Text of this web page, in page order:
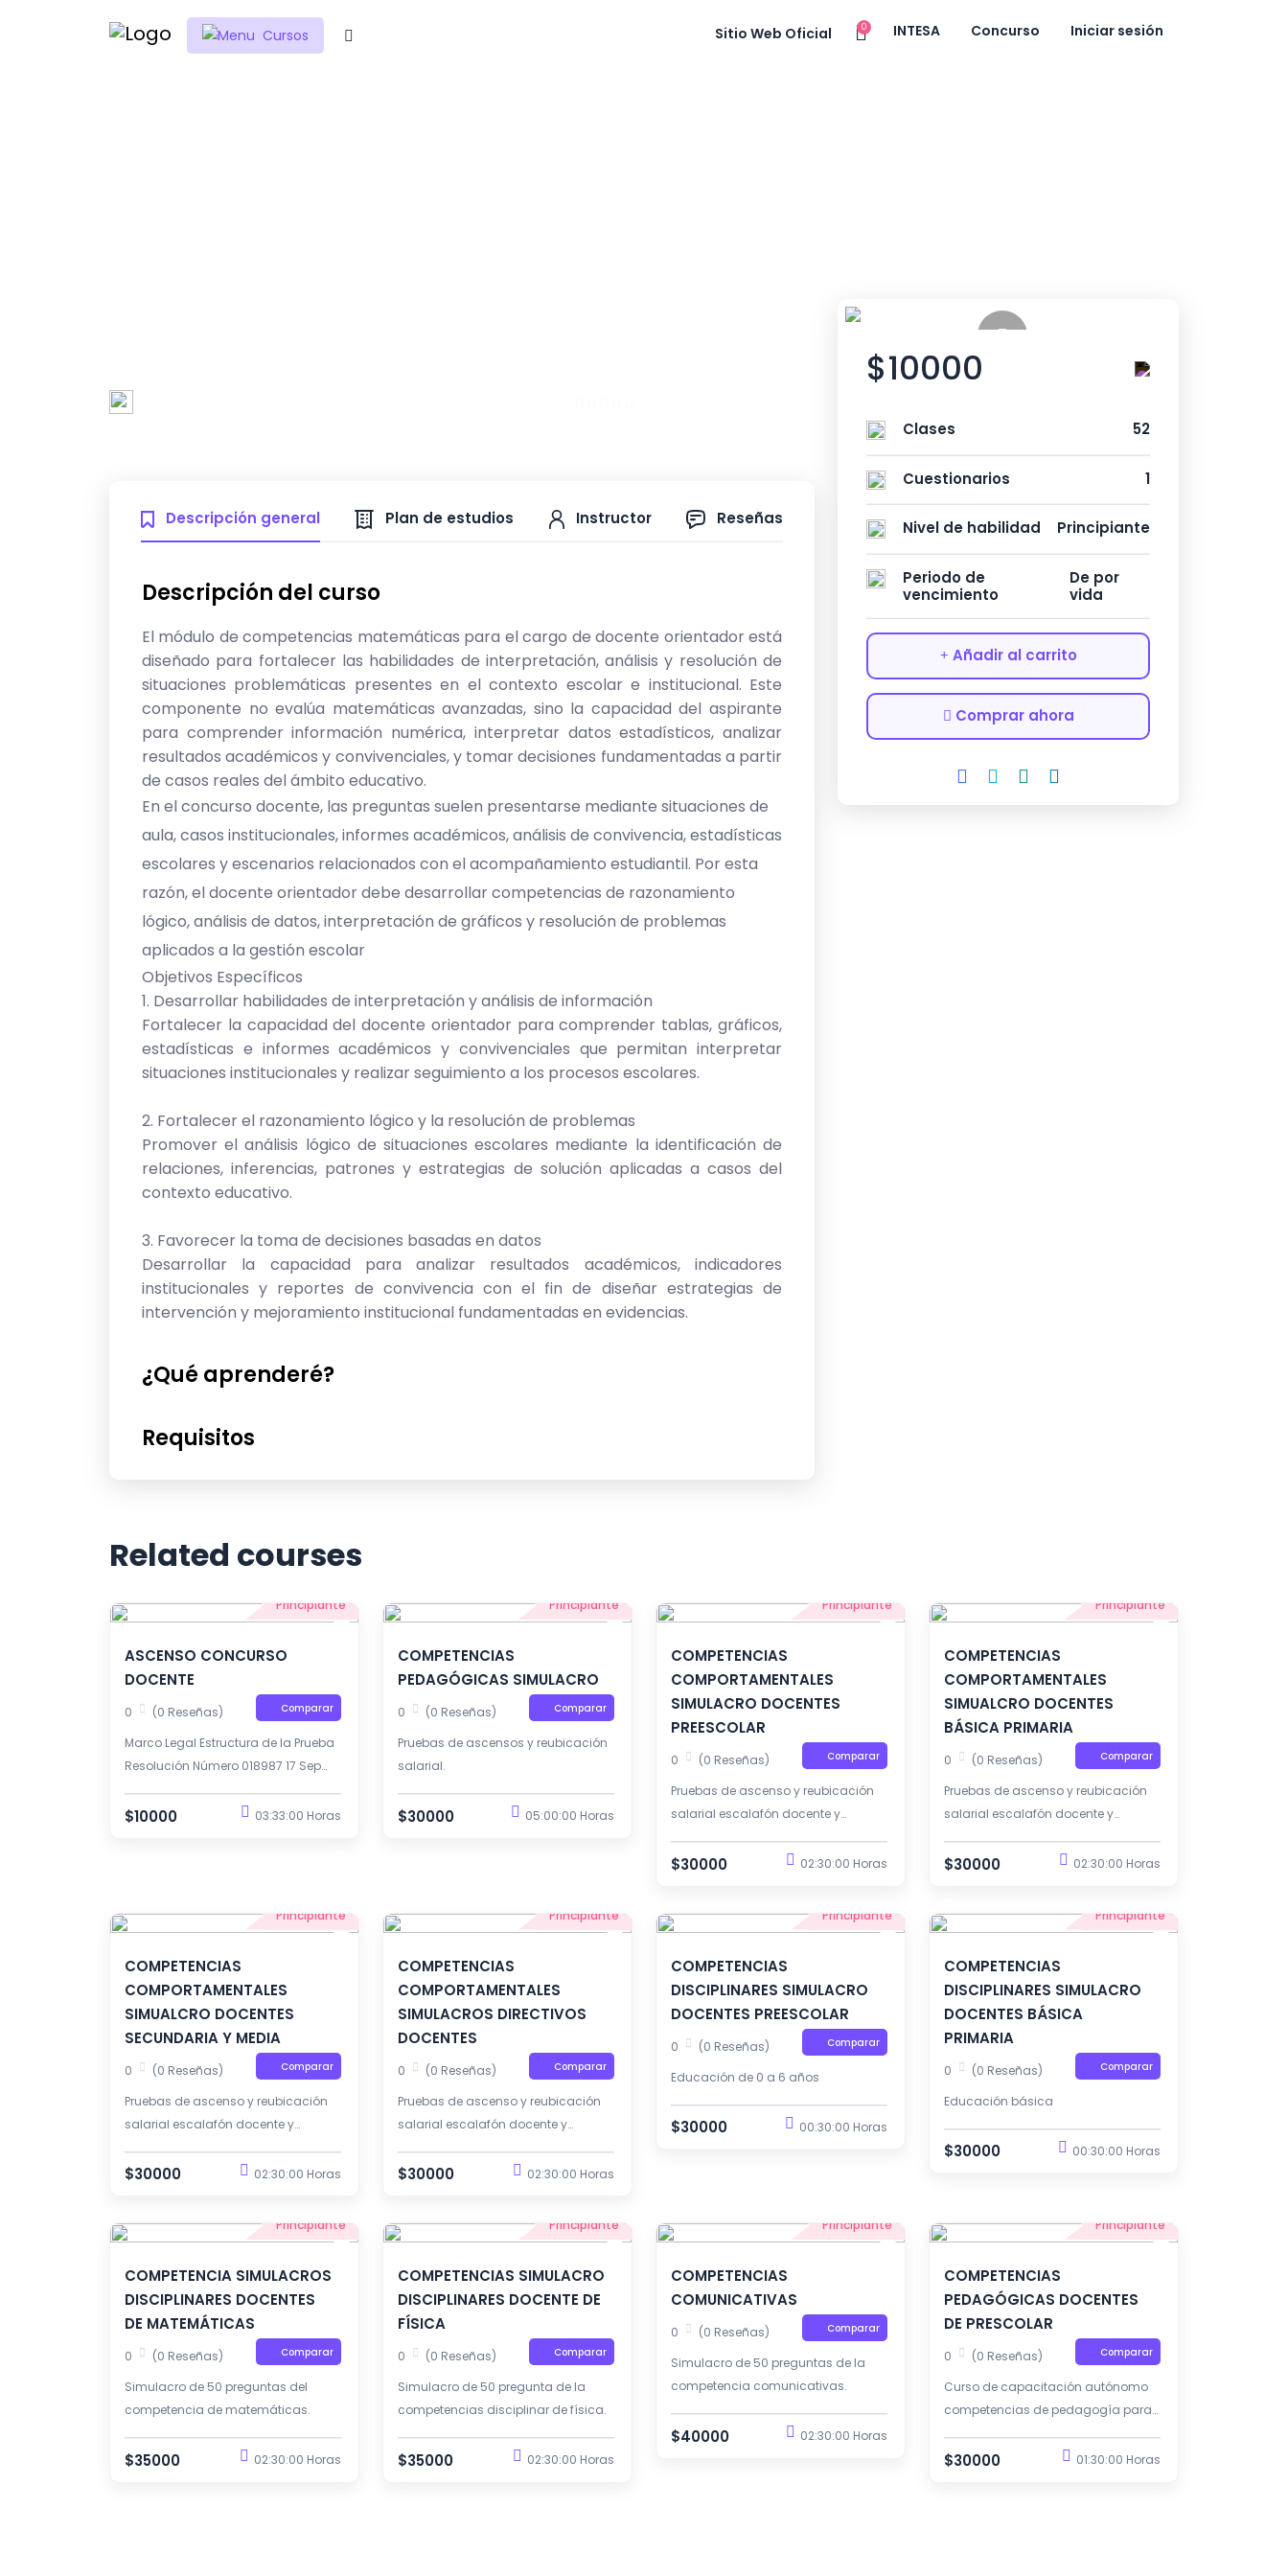
Cursos Sitio Web Oficial 0 INTESA Concurso Iniciar sesión
Descripción general Plan de estudios Instructor Reseñas
Descripción del curso
El módulo de competencias matemáticas para el cargo de docente orientador está
diseñado para fortalecer las habilidades de interpretación, análisis y resolución de
situaciones problemáticas presentes en el contexto escolar e institucional. Este
componente no evalúa matemáticas avanzadas, sino la capacidad del aspirante
para comprender información numérica, interpretar datos estadísticos, analizar
resultados académicos y convivenciales, y tomar decisiones fundamentadas a partir
de casos reales del ámbito educativo.
En el concurso docente, las preguntas suelen presentarse mediante situaciones de
aula, casos institucionales, informes académicos, análisis de convivencia, estadísticas
escolares y escenarios relacionados con el acompañamiento estudiantil. Por esta
razón, el docente orientador debe desarrollar competencias de razonamiento
lógico, análisis de datos, interpretación de gráficos y resolución de problemas
aplicados a la gestión escolar
Objetivos Específicos
1. Desarrollar habilidades de interpretación y análisis de información
Fortalecer la capacidad del docente orientador para comprender tablas, gráficos,
estadísticas e informes académicos y convivenciales que permitan interpretar
situaciones institucionales y realizar seguimiento a los procesos escolares.
2. Fortalecer el razonamiento lógico y la resolución de problemas
Promover el análisis lógico de situaciones escolares mediante la identificación de
relaciones, inferencias, patrones y estrategias de solución aplicadas a casos del
contexto educativo.
3. Favorecer la toma de decisiones basadas en datos
Desarrollar la capacidad para analizar resultados académicos, indicadores
institucionales y reportes de convivencia con el fin de diseñar estrategias de
intervención y mejoramiento institucional fundamentadas en evidencias.
¿Qué aprenderé?
Requisitos
$10000
Clases 52
Cuestionarios 1
Nivel de habilidad Principiante
Periodo de
vencimiento
De por
vida
Añadir al carrito
Comprar ahora
Related courses
Principiante
ASCENSO CONCURSO
DOCENTE
0 (0 Reseñas) Comparar
Marco Legal Estructura de la Prueba
Resolución Número 018987 17 Sep
presaberes en preguntas en niveles y
$10000 03:33:00 Horas
Principiante
COMPETENCIAS
PEDAGÓGICAS SIMULACRO
0 (0 Reseñas) Comparar
Pruebas de ascensos y reubicación
salarial.
$30000 05:00:00 Horas
Principiante
COMPETENCIAS
COMPORTAMENTALES
SIMULACRO DOCENTES
PREESCOLAR
0 (0 Reseñas) Comparar
Pruebas de ascenso y reubicación
salarial escalafón docente y
$30000 02:30:00 Horas
Principiante
COMPETENCIAS
COMPORTAMENTALES
SIMUALCRO DOCENTES
BÁSICA PRIMARIA
0 (0 Reseñas) Comparar
Pruebas de ascenso y reubicación
salarial escalafón docente y
$30000 02:30:00 Horas
Principiante
COMPETENCIAS
COMPORTAMENTALES
SIMUALCRO DOCENTES
SECUNDARIA Y MEDIA
0 (0 Reseñas) Comparar
Pruebas de ascenso y reubicación
salarial escalafón docente y
$30000 02:30:00 Horas
Principiante
COMPETENCIAS
COMPORTAMENTALES
SIMULACROS DIRECTIVOS
DOCENTES
0 (0 Reseñas) Comparar
Pruebas de ascenso y reubicación
salarial escalafón docente y
$30000 02:30:00 Horas
Principiante
COMPETENCIAS
DISCIPLINARES SIMULACRO
DOCENTES PREESCOLAR
0 (0 Reseñas) Comparar
Educación de 0 a 6 años
$30000 00:30:00 Horas
Principiante
COMPETENCIAS
DISCIPLINARES SIMULACRO
DOCENTES BÁSICA
PRIMARIA
0 (0 Reseñas) Comparar
Educación básica
$30000 00:30:00 Horas
Principiante
COMPETENCIA SIMULACROS
DISCIPLINARES DOCENTES
DE MATEMÁTICAS
0 (0 Reseñas) Comparar
Simulacro de 50 preguntas del
competencia de matemáticas.
$35000 02:30:00 Horas
Principiante
COMPETENCIAS SIMULACRO
DISCIPLINARES DOCENTE DE
FÍSICA
0 (0 Reseñas) Comparar
Simulacro de 50 pregunta de la
competencias disciplinar de física.
$35000 02:30:00 Horas
Principiante
COMPETENCIAS
COMUNICATIVAS
0 (0 Reseñas) Comparar
Simulacro de 50 preguntas de la
competencia comunicativas.
$40000 02:30:00 Horas
Principiante
COMPETENCIAS
PEDAGÓGICAS DOCENTES
DE PRESCOLAR
0 (0 Reseñas) Comparar
Curso de capacitación autónomo
competencias de pedagogía para
$30000 01:30:00 Horas